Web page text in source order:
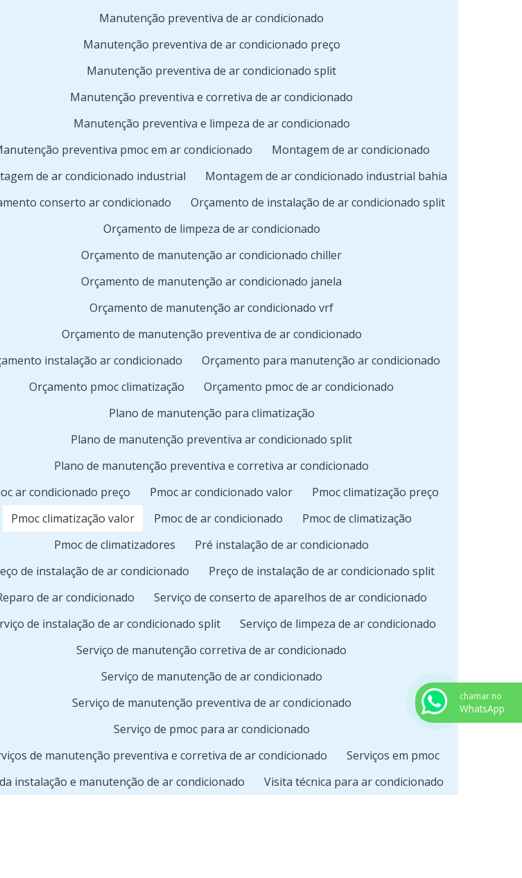
Manutenção preventiva de ar condicionado
Manutenção preventiva de ar condicionado preço
Manutenção preventiva de ar condicionado split
Manutenção preventiva e corretiva de ar condicionado
Manutenção preventiva e limpeza de ar condicionado
preventiva pmoc em ar condicionado
Montagem de ar condicionado
de ar condicionado industrial
Montagem de ar condicionado industrial bahia
conserto ar condicionado
Orçamento de instalação de ar condicionado split
Orçamento de limpeza de ar condicionado
Orçamento de manutenção ar condicionado chiller
Orçamento de manutenção ar condicionado janela
Orçamento de manutenção ar condicionado vrf
Orçamento de manutenção preventiva de ar condicionado
instalação ar condicionado
Orçamento para manutenção ar condicionado
Orçamento pmoc climatização
Orçamento pmoc de ar condicionado
Plano de manutenção para climatização
Plano de manutenção preventiva ar condicionado split
Plano de manutenção preventiva e corretiva ar condicionado
ar condicionado preço
Pmoc ar condicionado valor
Pmoc climatização preço
Pmoc climatização valor
Pmoc de ar condicionado
Pmoc de climatização
Pmoc de climatizadores
Pré instalação de ar condicionado
de instalação de ar condicionado
Preço de instalação de ar condicionado split
de ar condicionado
Serviço de conserto de aparelhos de ar condicionado
de instalação de ar condicionado split
Serviço de limpeza de ar condicionado
Serviço de manutenção corretiva de ar condicionado
Serviço de manutenção de ar condicionado
Serviço de manutenção preventiva de ar condicionado
Serviço de pmoc para ar condicionado
de manutenção preventiva e corretiva de ar condicionado
Serviços em pmoc
instalação e manutenção de ar condicionado
Visita técnica para ar condicionado
chamar no
WhatsApp